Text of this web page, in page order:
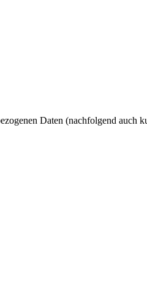
Daten (nachfolgend